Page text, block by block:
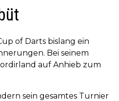
of Darts bislang ein
Bei seinem
auf Anhieb zum
sein gesamtes Turnier